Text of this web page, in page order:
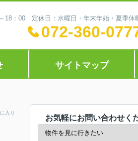
18：00 定休日：水曜日・年末年始・夏季休
072-360-
サイトマップ
入り
お気軽にお問い合わせく